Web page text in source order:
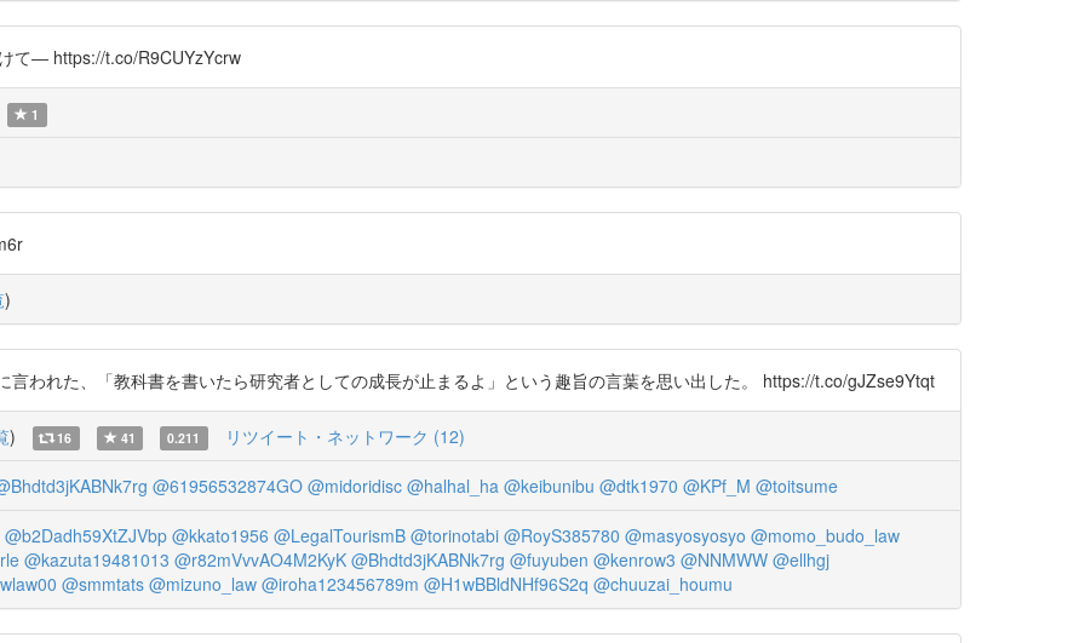
て― https://t.co/R9CUYzYcrw
1
)
われた、「教科書を書いたら研究者としての成長が止まるよ」という趣旨の言葉を思い出した。 https://t.co/gJZse9Ytqt
) 16 41 0.211 リツイート・ネットワーク (12)
@61956532874GO @midoridisc @halhal_ha @keibunibu @dtk1970 @KPf_M @toitsume
@b2Dadh59XtZJVbp @kkato1956 @LegalTourismB @torinotabi @RoyS385780 @masyosyosyo @momo_budo_law
@kazuta19481013 @r82mVvvAO4M2KyK @Bhdtd3jKABNk7rg @fuyuben @kenrow3 @NNMWW @ellhgj
@smmtats @mizuno_law @iroha123456789m @H1wBBldNHf96S2q @chuuzai_houmu